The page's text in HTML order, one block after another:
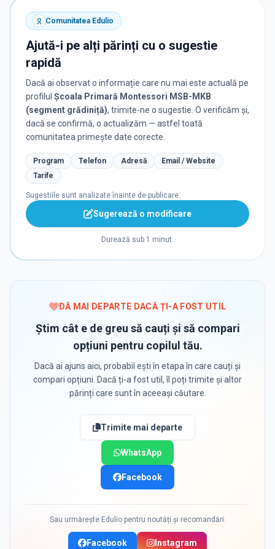
Comunitatea Edulio
Ajută-i pe alți părinți cu o sugestie
rapidă
Dacă ai observat o informație care nu mai este actuală pe
profilul Școala Primară Montessori MSB-MKB
(segment grădiniță), trimite-ne o sugestie. O verificăm și,
dacă se confirmă, o actualizăm — astfel toată
comunitatea primește date corecte.
Program Telefon Adresă
Email / Website
Tarife
Sugestiile sunt analizate înainte de publicare.
Sugerează o modificare
Durează sub 1 minut.
DĂ MAI DEPARTE DACĂ ȚI-A FOST UTIL
Știm cât e de greu să cauți și să compari
opțiuni pentru copilul tău.
Dacă ai ajuns aici, probabil ești în etapa în care cauți și
compari opțiuni. Dacă ți-a fost util, îl poți trimite și altor
părinți care sunt în aceeași căutare.
Trimite mai departe
WhatsApp
Facebook
Sau urmărește Edulio pentru noutăți și recomandări:
Facebook Instagram